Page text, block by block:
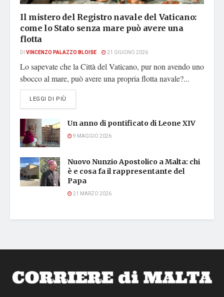
Il mistero del Registro navale del Vaticano:
come lo Stato senza mare può avere una
flotta
DI VINCENZO PALAZZO BLOISE 21 GIUGNO 2026
Lo sapevate che la Città del Vaticano, pur non avendo uno
sbocco al mare, può avere una propria flotta navale?...
LEGGI DI PIÙ
Un anno di pontificato di Leone XIV
9 MAGGIO 2026
Nuovo Nunzio Apostolico a Malta: chi
è e cosa fa il rappresentante del
Papa
21 MARZO 2026